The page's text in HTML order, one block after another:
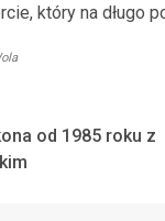
który na długo
od 1985 roku z